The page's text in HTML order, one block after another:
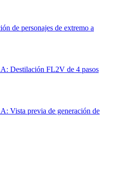
de personajes de extremo a
Destilación FL2V de 4 pasos
Vista previa de generación de